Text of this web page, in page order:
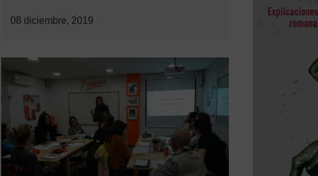
08 diciembre, 2019